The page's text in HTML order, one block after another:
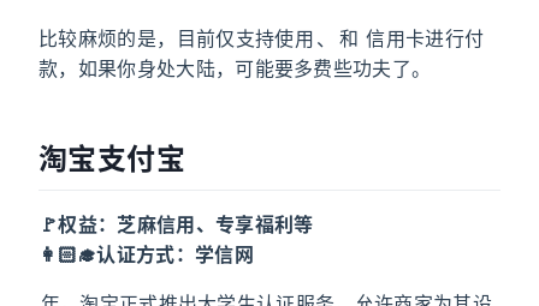
比较麻烦的是，Todoist 目前仅支持使用 VISA、MasterCard 和 AmericanExpress 信用卡进行付
款，如果你身处大陆，可能要多费些功夫了。
淘宝/支付宝
🚩权益：芝麻信用、专享福利等
👩🏻‍🎓认证方式：学信网